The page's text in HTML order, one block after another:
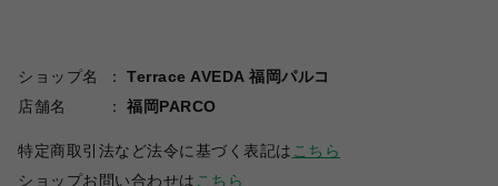
ショップ名
Terrace AVEDA 福岡パルコ
店舗名
福岡PARCO
特定商取引法など法令に基づく表記は こちら
ショップお問い合わせは こちら